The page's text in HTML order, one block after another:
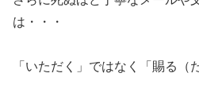
は・・・
「いただく」ではなく「賜る（